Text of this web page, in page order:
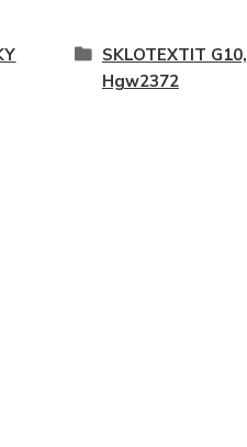
SKLOTEXTIT G10,
Hgw2372